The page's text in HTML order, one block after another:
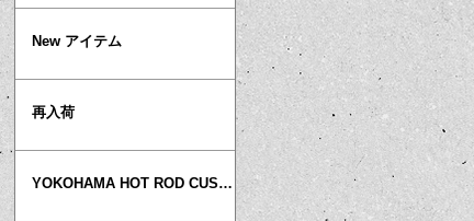
New アイテム
再入荷
YOKOHAMA HOT ROD CUSTOM SHOW